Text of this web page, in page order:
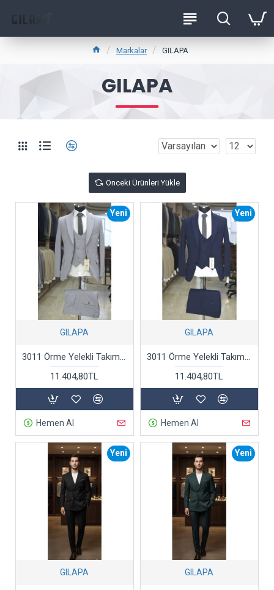
Markalar GILAPA
GILAPA
Önceki Ürünleri Yükle
Yeni
GILAPA
3011 Örme Yelekli Takım Elbise Gri
11.404,80TL
Hemen Al
Yeni
GILAPA
3011 Örme Yelekli Takım Elbise Lacivert
11.404,80TL
Hemen Al
Yeni
GILAPA
Yeni
GILAPA